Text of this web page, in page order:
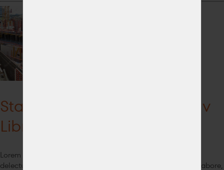
Stavíme obchodní centrum v
Libni
Lorem ipsum dolor sit amet, consectetur adipisicing elit. At
delectus doloremque ducimus fugiat illum inventore ipsum labore,